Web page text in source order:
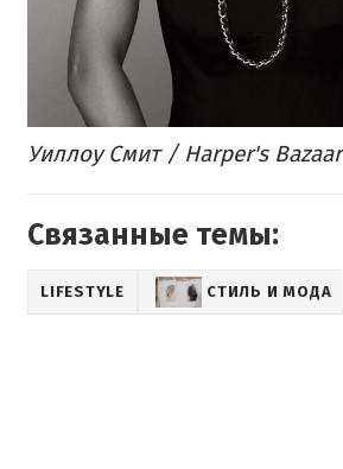
Уиллоу Смит / Harper's Bazaar
Связанные темы:
LIFESTYLE СТИЛЬ И МОДА